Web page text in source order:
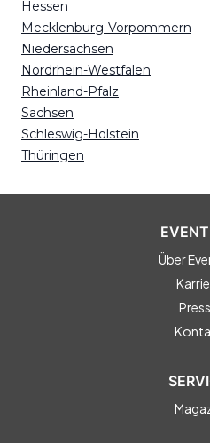
Hessen
Mecklenburg-Vorpommern
Niedersachsen
Nordrhein-Westfalen
Rheinland-Pfalz
Sachsen
Schleswig-Holstein
Thüringen
Über